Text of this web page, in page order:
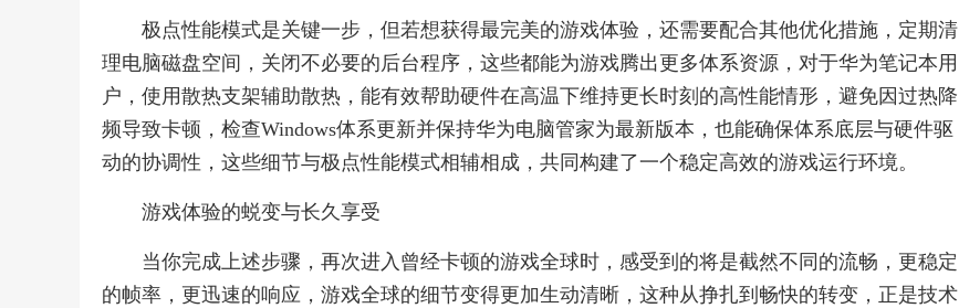
极点性能模式是关键一步，但若想获得最完美的游戏体验，还需要配合其他优化措施，定期清
理电脑磁盘空间，关闭不必要的后台程序，这些都能为游戏腾出更多体系资源，对于华为笔记本用
户，使用散热支架辅助散热，能有效帮助硬件在高温下维持更长时刻的高性能情形，避免因过热降
频导致卡顿，检查Windows体系更新并保持华为电脑管家为最新版本，也能确保体系底层与硬件驱
动的协调性，这些细节与极点性能模式相辅相成，共同构建了一个稳定高效的游戏运行环境。
游戏体验的蜕变与长久享受
当你完成上述步骤，再次进入曾经卡顿的游戏全球时，感受到的将是截然不同的流畅，更稳定
的帧率，更迅速的响应，游戏全球的细节变得更加生动清晰，这种从挣扎到畅快的转变，正是技术